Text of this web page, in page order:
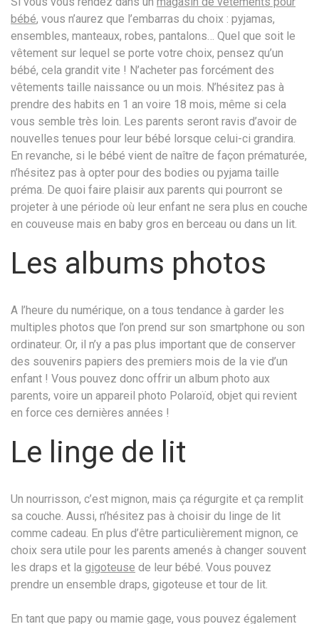
bébé, vous n’aurez que l’embarras du choix : pyjamas,
ensembles, manteaux, robes, pantalons… Quel que soit le
vêtement sur lequel se porte votre choix, pensez qu’un
bébé, cela grandit vite ! N’acheter pas forcément des
vêtements taille naissance ou un mois. N’hésitez pas à
prendre des habits en 1 an voire 18 mois, même si cela
vous semble très loin. Les parents seront ravis d’avoir de
nouvelles tenues pour leur bébé lorsque celui-ci grandira.
En revanche, si le bébé vient de naître de façon prématurée,
n’hésitez pas à opter pour des bodies ou pyjama taille
préma. De quoi faire plaisir aux parents qui pourront se
projeter à une période où leur enfant ne sera plus en couche
en couveuse mais en baby gros en berceau ou dans un lit.
Les albums photos
A l’heure du numérique, on a tous tendance à garder les
multiples photos que l’on prend sur son smartphone ou son
ordinateur. Or, il n’y a pas plus important que de conserver
des souvenirs papiers des premiers mois de la vie d’un
enfant ! Vous pouvez donc offrir un album photo aux
parents, voire un appareil photo Polaroïd, objet qui revient
en force ces dernières années !
Le linge de lit
Un nourrisson, c’est mignon, mais ça régurgite et ça remplit
sa couche. Aussi, n’hésitez pas à choisir du linge de lit
comme cadeau. En plus d’être particulièrement mignon, ce
choix sera utile pour les parents amenés à changer souvent
les draps et la gigoteuse de leur bébé. Vous pouvez
prendre un ensemble draps, gigoteuse et tour de lit.
En tant que papy ou mamie gage, vous pouvez également